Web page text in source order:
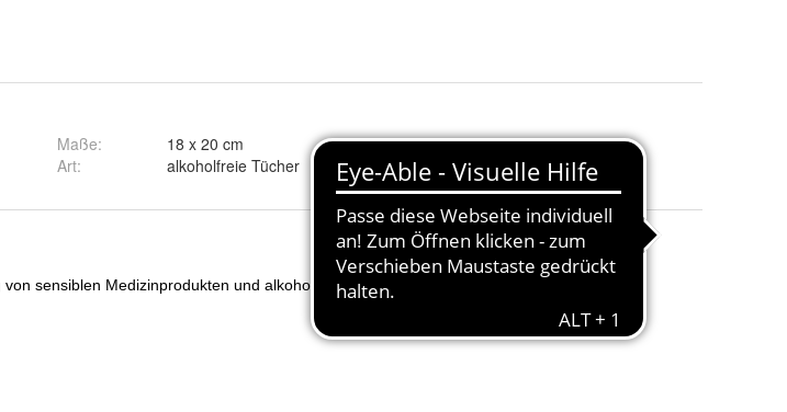
Maße:
18 x 20 cm
Art: alkoholfreie Tücher
Typ: vorgetränkte Tücher